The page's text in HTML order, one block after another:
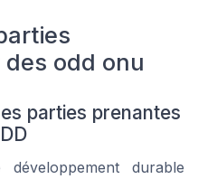
odd onu
parties prenantes
développement durable